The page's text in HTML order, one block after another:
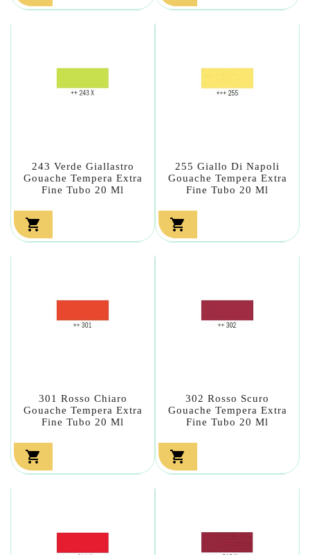
243 Verde Giallastro
Gouache Tempera Extra
Fine Tubo 20 Ml

255 Giallo Di Napoli
Gouache Tempera Extra
Fine Tubo 20 Ml

301 Rosso Chiaro
Gouache Tempera Extra
Fine Tubo 20 Ml

302 Rosso Scuro
Gouache Tempera Extra
Fine Tubo 20 Ml
